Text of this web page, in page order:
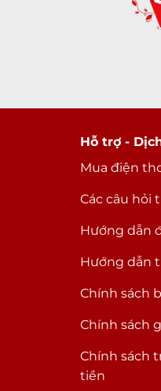
Hỗ trợ -
Mua điện
Các câu hỏi
Hướng dẫn
Hướng dẫn
Chính sách
Chính sách
Chính sách
tiền